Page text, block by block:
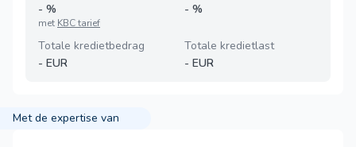
- %
met KBC tarief
- %
Totale kredietbedrag
- EUR
Totale kredietlast
- EUR
Met de expertise van